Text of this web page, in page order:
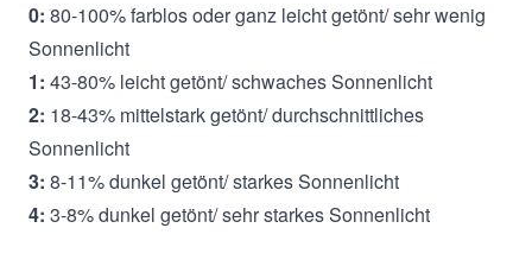
0: 80-100% farblos oder ganz leicht getönt/ sehr wenig
Sonnenlicht
1: 43-80% leicht getönt/ schwaches Sonnenlicht
2: 18-43% mittelstark getönt/ durchschnittliches
Sonnenlicht
3: 8-11% dunkel getönt/ starkes Sonnenlicht
4: 3-8% dunkel getönt/ sehr starkes Sonnenlicht